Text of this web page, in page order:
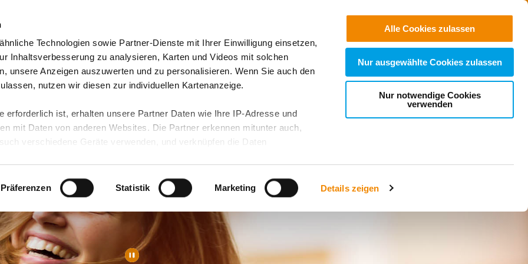
Technologien sowie Partner-Dienste mit Ihrer Einwilligung einsetzen,
Inhaltsverbesserung zu analysieren, Karten und Videos mit solchen
unsere Anzeigen auszuwerten und zu personalisieren. Wenn Sie auch den
nutzen wir diesen zur individuellen Kartenanzeige.
erforderlich ist, erhalten unsere Partner Daten wie Ihre IP-Adresse und
mit Daten von anderen Websites. Die Partner erkennen mitunter auch,
verschiedene Geräte verwenden, und verknüpfen die Daten
Daten führen kann.
unserenDatenschutzhinweisenund in unsererCookie-Übersicht. Wenn
Funktionen für diese Zwecke aktiviert sind, müssen Sie alle Cookie-
können mittels nachfolgender Buttons über Ihre Einwilligung für diese
erteilte Einwilligung stets für die Zukunft widerrufen. Bitte beachten Sie:
Präferenzen Statistik Marketing Details zeigen
Alle Cookies zulassen
Nur ausgewählte Cookies zulassen
Nur notwendige Cookies
verwenden
Suchen
& Angebote Presse & Themen Jobs & Karriere Spenden
Jobs